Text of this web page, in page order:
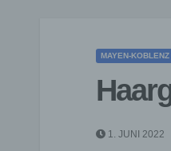
MAYEN-KOBLENZ
1. JUNI 2022